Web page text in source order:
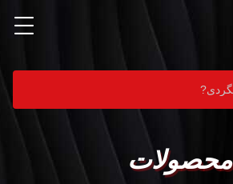
محصولات